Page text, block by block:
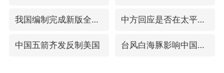
我国编制完成新版全月地质图 中方回应是否在太平洋海底开采稀土
中国五箭齐发反制美国 台风白海豚影响中国已成定局